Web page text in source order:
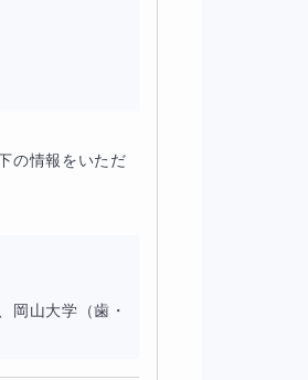
の情報をいただ
岡山大学（歯・